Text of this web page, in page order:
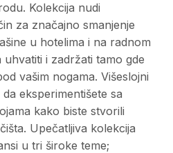
Kolekcija nudi
za značajno smanjenje
u hotelima i na radnom
i zadržati tamo gde
vašim nogama. Višeslojni
eksperimentišete sa
kako biste stvorili
Upečatljiva kolekcija
u tri široke teme;